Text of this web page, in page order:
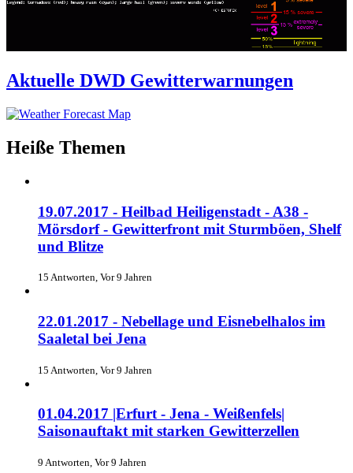
Aktuelle DWD Gewitterwarnungen
Heiße Themen
19.07.2017 - Heilbad Heiligenstadt - A38 -
Mörsdorf - Gewitterfront mit Sturmböen, Shelf
und Blitze
15 Antworten, Vor 9 Jahren
22.01.2017 - Nebellage und Eisnebelhalos im
Saaletal bei Jena
15 Antworten, Vor 9 Jahren
01.04.2017 |Erfurt - Jena - Weißenfels|
Saisonauftakt mit starken Gewitterzellen
9 Antworten, Vor 9 Jahren